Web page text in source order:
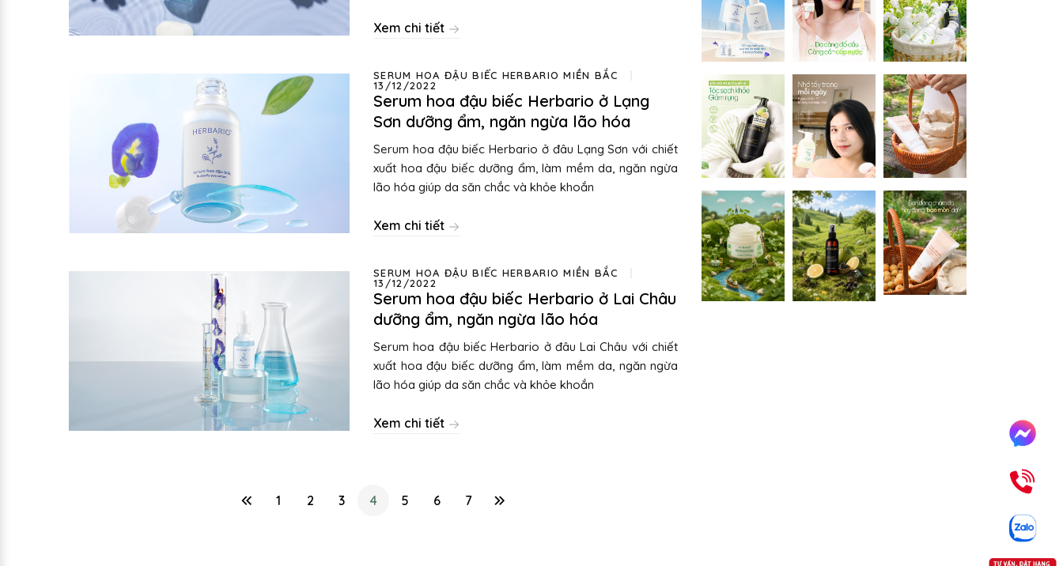
Xem chi tiết
SERUM HOA ĐẬU BIẾC HERBARIO MIỀN BẮC
13/12/2022
Serum hoa đậu biếc Herbario ở Lạng
Sơn dưỡng ẩm, ngăn ngừa lão hóa
Serum hoa đậu biếc Herbario ở đâu Lạng Sơn với chiết
xuất hoa đậu biếc dưỡng ẩm, làm mềm da, ngăn ngừa
lão hóa giúp da săn chắc và khỏe khoắn
Xem chi tiết
SERUM HOA ĐẬU BIẾC HERBARIO MIỀN BẮC
13/12/2022
Serum hoa đậu biếc Herbario ở Lai Châu
dưỡng ẩm, ngăn ngừa lão hóa
Serum hoa đậu biếc Herbario ở đâu Lai Châu với chiết
xuất hoa đậu biếc dưỡng ẩm, làm mềm da, ngăn ngừa
lão hóa giúp da săn chắc và khỏe khoắn
Xem chi tiết
1 2 3 4 5 6 7